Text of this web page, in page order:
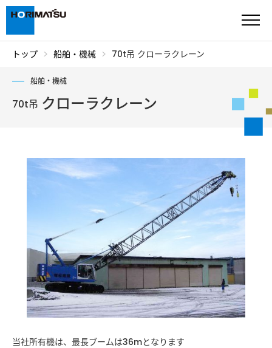
企業情報
施工実績
採用情報
協力会社の皆様へ
お問い合わせ
トップ 船舶・機械 70t吊 クローラクレーン
船舶・機械
70t吊 クローラクレーン
当社所有機は、最長ブームは36mとなります